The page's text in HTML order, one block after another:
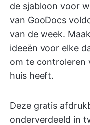
de sjabloon voor
van GooDocs
van de week.
ideeën voor elke
om te controleren
huis heeft.
Deze gratis
onderverdeeld in